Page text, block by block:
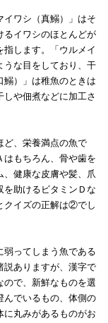
イワシ（真鰯）」はそ
るイワシのほとんどが
します。「ウルメイ
うな目をしており、干
鰯）」は稚魚のときは
しや佃煮などに加工さ
ど、栄養満点の魚で
はもちろん、骨や歯を
、健康な皮膚や髪、爪
を助けるビタミンＤな
クイズの正解は②でし
弱ってしまう魚である
説ありますが、漢字で
ので、新鮮なものを選
んでいるもの、体側の
に丸みがあるものがお